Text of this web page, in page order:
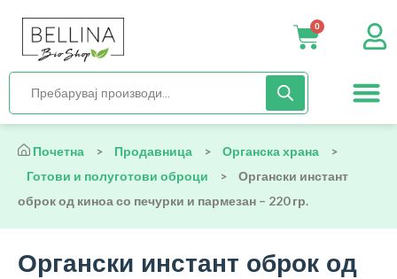
0
Почетна > Продавница > Органска храна
>
Готови и полуготови оброци
>
Органски инстант
оброк од киноа со печурки и пармезан – 220 гр.
Органски инстант оброк од